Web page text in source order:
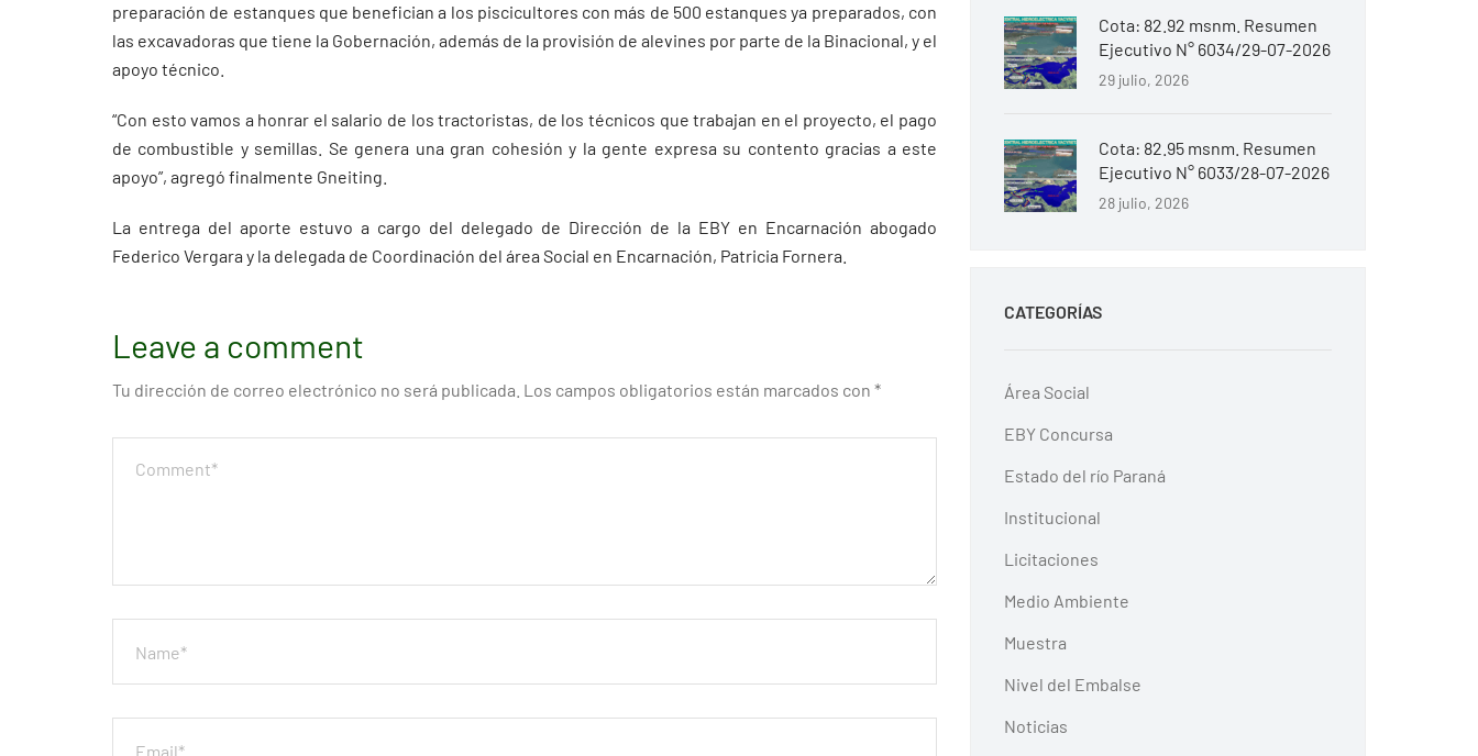
preparación de estanques que benefician a los piscicultores con más de 500 estanques ya preparados, con
las excavadoras que tiene la Gobernación, además de la provisión de alevines por parte de la Binacional, y el
apoyo técnico.
“Con esto vamos a honrar el salario de los tractoristas, de los técnicos que trabajan en el proyecto, el pago
de combustible y semillas. Se genera una gran cohesión y la gente expresa su contento gracias a este
apoyo”, agregó finalmente Gneiting.
La entrega del aporte estuvo a cargo del delegado de Dirección de la EBY en Encarnación abogado
Federico Vergara y la delegada de Coordinación del área Social en Encarnación, Patricia Fornera.
Leave a comment
Tu dirección de correo electrónico no será publicada. Los campos obligatorios están marcados con *
Cota: 82.92 msnm. Resumen
Ejecutivo N° 6034/29-07-2026
29 julio, 2026
Cota: 82.95 msnm. Resumen
Ejecutivo N° 6033/28-07-2026
28 julio, 2026
CATEGORÍAS
Área Social
EBY Concursa
Estado del río Paraná
Institucional
Licitaciones
Medio Ambiente
Muestra
Nivel del Embalse
Noticias